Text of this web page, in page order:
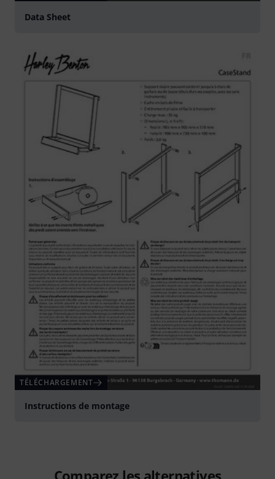
Data Sheet
TÉLÉCHARGEMENT
Instructions de montage